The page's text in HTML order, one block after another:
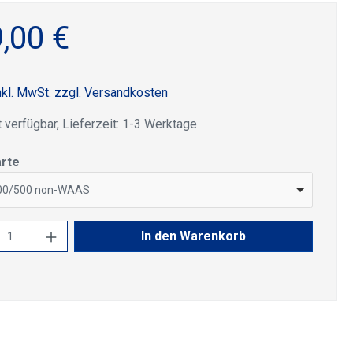
€
MwSt. zzgl. Versandkosten
verfügbar, Lieferzeit: 1-3 Werktage
500 non-WAAS
Anzahl: Gib den gewünschten Wert
In den Warenkorb